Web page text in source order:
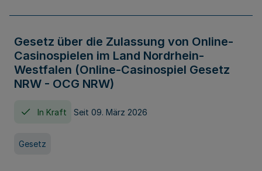
Gesetz über die Zulassung von Online-
Casinospielen im Land Nordrhein-
Westfalen (Online-Casinospiel Gesetz
NRW - OCG NRW)
In Kraft Seit 09. März 2026
Gesetz